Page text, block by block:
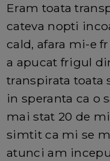
Eram toata
cateva nopti
cald, afara mi-e
a apucat frigul
transpirata toata
in speranta ca o
mai stat 20 de
simtit ca mi se
atunci am